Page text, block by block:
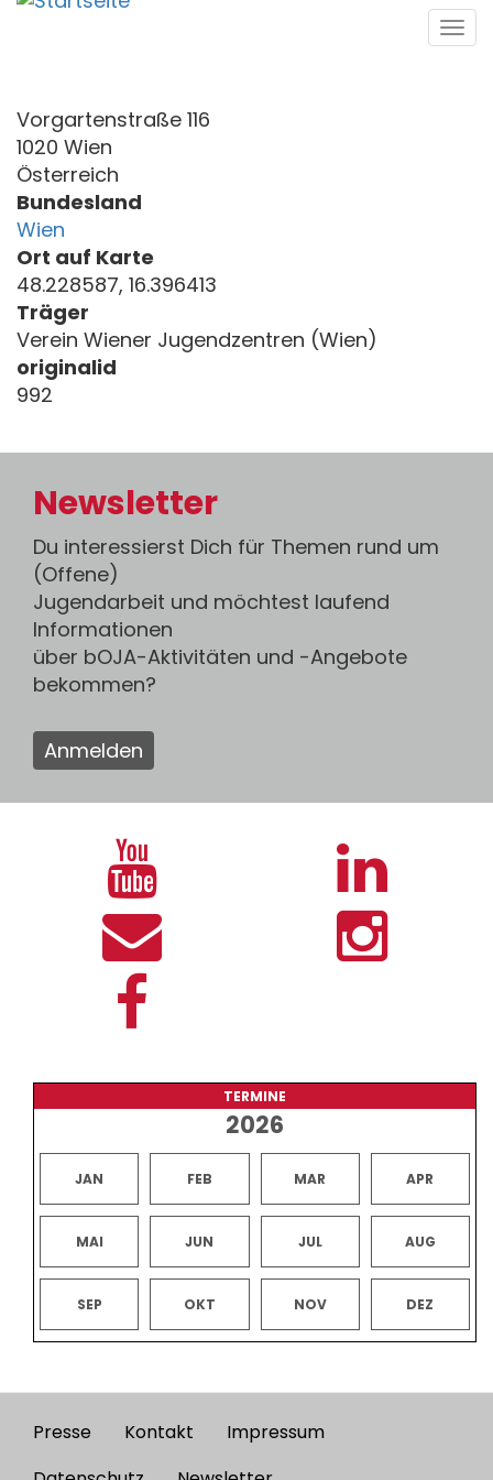
Direkt
Vorgartenstraße 116
1020 Wien
Österreich
Bundesland
Wien
Ort auf Karte
48.228587, 16.396413
Träger
Verein Wiener Jugendzentren (Wien)
originalid
992
Newsletter
Du interessierst Dich für Themen rund um
(Offene)
Jugendarbeit und möchtest laufend
Informationen
über bOJA-Aktivitäten und -Angebote
bekommen?
Anmelden
TERMINE
2026
JAN FEB MAR APR
MAI JUN JUL AUG
SEP OKT NOV DEZ
Footer
Presse Kontakt
Impressum